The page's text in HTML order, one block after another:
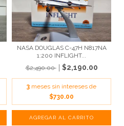
NASA DOUGLAS C-47H N817NA
1:200 INFLIGHT...
$2,490.00
$2,190.00
3 meses sin intereses de
$730.00